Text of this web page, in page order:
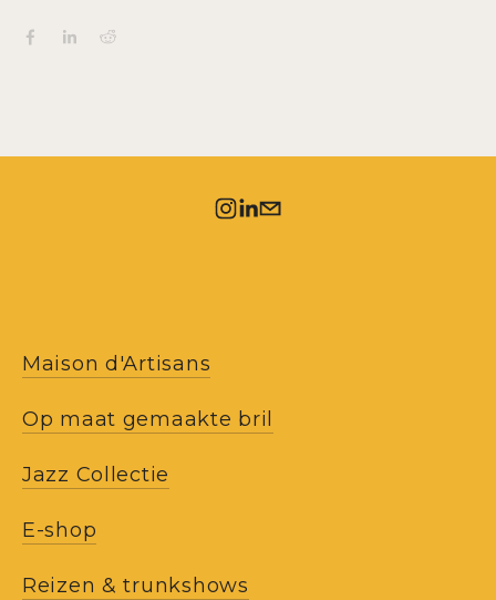
Maison d'Artisans
Op maat gemaakte bril
Jazz Collectie
E-shop
Reizen & trunkshows